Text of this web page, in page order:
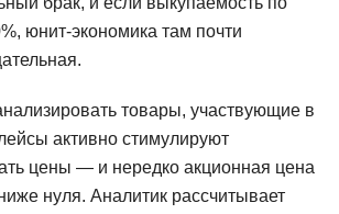
юнит-экономика там почти
товары, участвующие в
активно стимулируют
цены — и нередко акционная цена
нуля. Аналитик рассчитывает